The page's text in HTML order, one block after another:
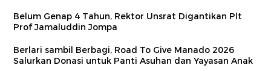
Belum Genap 4 Tahun, Rektor Unsrat Digantikan Plt
Prof Jamaluddin Jompa
Berlari sambil Berbagi, Road To Give Manado 2026
Salurkan Donasi untuk Panti Asuhan dan Yayasan Anak